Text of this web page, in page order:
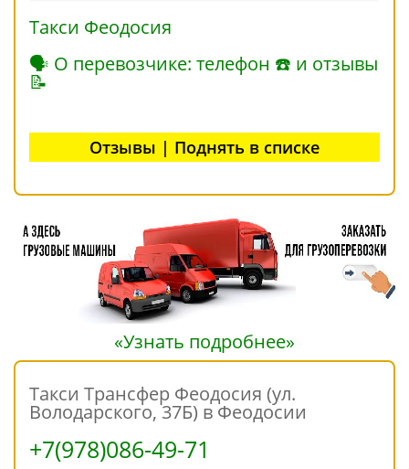
Такси Феодосия
🗣 О перевозчике: телефон ☎ и отзывы
📝
Отзывы | Поднять в списке
«Узнать подробнее»
Такси Трансфер Феодосия (ул.
Володарского, 37Б) в Феодосии
+7(978)086-49-71